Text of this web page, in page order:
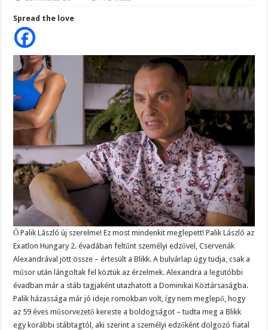
rajongók
Palik
fiatalabb
szerelme:
FOTÓ!
Spread the love
Ő Palik László új szerelme! Ez most mindenkit meglepett! Palik László az
Exatlon Hungary 2. évadában feltűnt személyi edzővel, Cservenák
Alexandrával jött össze – értesült a Blikk. A bulvárlap úgy tudja, csak a
műsor után lángoltak fel köztük az érzelmek. Alexandra a legutóbbi
évadban már a stáb tagjaként utazhatott a Dominikai Köztársaságba.
Palik házassága már jó ideje romokban volt, így nem meglepő, hogy
az 59 éves műsorvezető kereste a boldogságot – tudta meg a Blikk
egy korábbi stábtagtól, aki szerint a személyi edzőként dolgozó fiatal